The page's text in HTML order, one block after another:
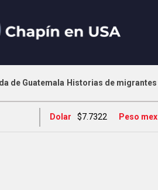
de Guatemala Historias de migrantes
Dolar $7.7322 Peso mex